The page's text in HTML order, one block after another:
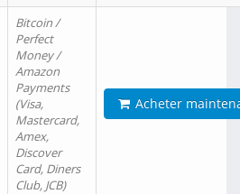
Bitcoin /
Perfect
Money /
Amazon
Payments
(Visa,
Mastercard,
Amex,
Discover
Card, Diners
Club, JCB)
Acheter